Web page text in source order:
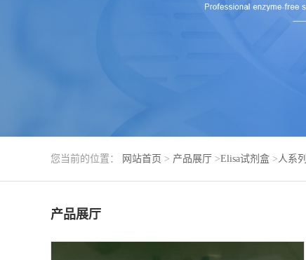
您当前的位置： 网站首页 > 产品展厅 >Elisa试剂盒 > 人系列
产品展厅